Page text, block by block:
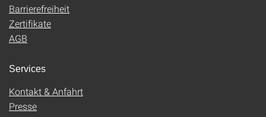
Barrierefreiheit
Zertifikate
AGB
Services
Kontakt & Anfahrt
Presse